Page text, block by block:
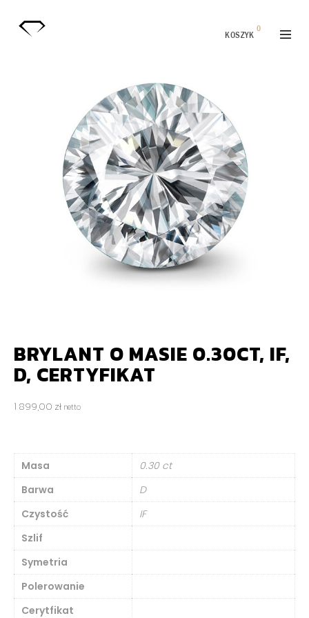
KOSZYK
0
BRYLANT O MASIE 0.30CT, IF,
D, CERTYFIKAT
1 899,00 zł netto
Masa
0.30 ct
Barwa
D
Czystość
IF
Szlif
Symetria
Polerowanie
Cerytfikat